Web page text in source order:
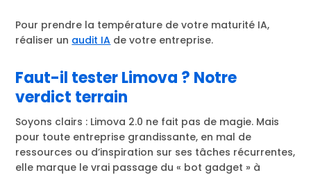
Pour prendre la température de votre maturité IA,
réaliser un audit IA de votre entreprise.
Faut-il tester Limova ? Notre
verdict terrain
Soyons clairs : Limova 2.0 ne fait pas de magie. Mais
pour toute entreprise grandissante, en mal de
ressources ou d’inspiration sur ses tâches récurrentes,
elle marque le vrai passage du « bot gadget » à